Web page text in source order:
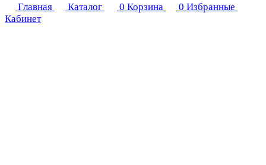
Главная Каталог 0 Корзина 0 Избранные
Кабинет